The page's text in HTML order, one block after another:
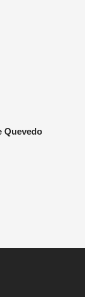
Quevedo